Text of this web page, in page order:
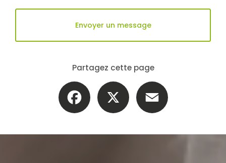
Envoyer un message
Partagez cette page
Facebook